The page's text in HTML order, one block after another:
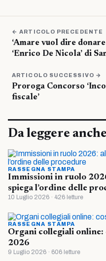
← ARTICOLO PRECEDENTE
‘Amare vuol dire
‘Enrico De Nicola’ di
ARTICOLO SUCCESSIVO →
Proroga Concorso
fiscale’
Da leggere anche
RASSEGNA STAMPA
Immissioni in ruolo
spiega l’ordine delle
10 Luglio 2026 · 426 letture
RASSEGNA STAMPA
Organi collegiali online:
2026
9 Luglio 2026 · 606 letture